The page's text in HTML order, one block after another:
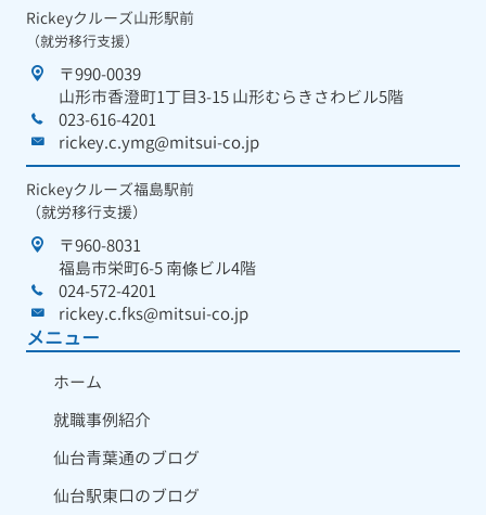
Rickeyクルーズ山形駅前
（就労移行支援）
〒990-0039
山形市香澄町1丁目3-15 山形むらきさわビル5階
023-616-4201
rickey.c.ymg@mitsui-co.jp
Rickeyクルーズ福島駅前
（就労移行支援）
〒960-8031
福島市栄町6-5 南條ビル4階
024-572-4201
rickey.c.fks@mitsui-co.jp
メニュー
ホーム
就職事例紹介
仙台青葉通のブログ
仙台駅東口のブログ